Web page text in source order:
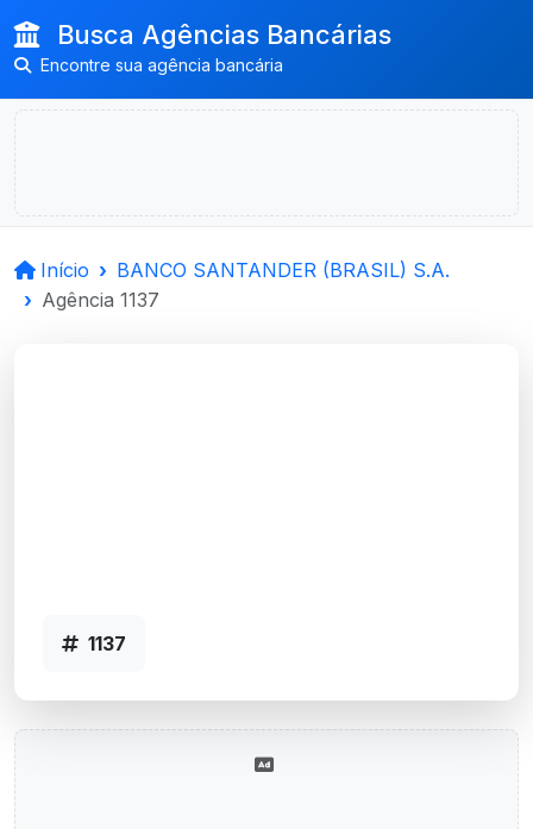
Busca Agências Bancárias
Encontre sua agência bancária
Início
BANCO SANTANDER (BRASIL) S.A.
Agência 1137
1137